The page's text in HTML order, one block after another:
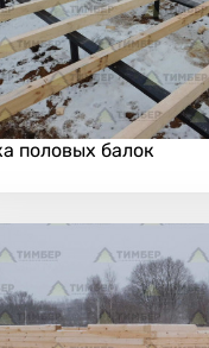
половых балок